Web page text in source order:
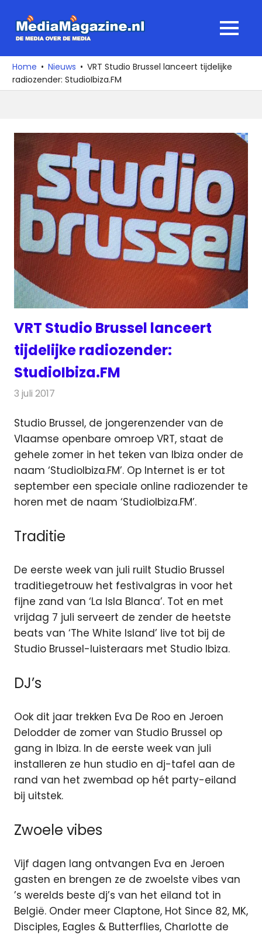
naar
media
over
de
MENU
Home Nieuws
VRT Studio Brussel lanceert tijdelijke
radiozender: StudioIbiza.FM
VRT Studio Brussel lanceert
tijdelijke radiozender:
StudioIbiza.FM
3 juli 2017
Studio Brussel, de jongerenzender van de
Vlaamse openbare omroep VRT, staat de
gehele zomer in het teken van Ibiza onder de
naam ‘StudioIbiza.FM’. Op Internet is er tot
september een speciale online radiozender te
horen met de naam ‘StudioIbiza.FM’.
Traditie
De eerste week van juli ruilt Studio Brussel
traditiegetrouw het festivalgras in voor het
fijne zand van ‘La Isla Blanca’. Tot en met
vrijdag 7 juli serveert de zender de heetste
beats van ‘The White Island’ live tot bij de
Studio Brussel-luisteraars met Studio Ibiza.
DJ’s
Ook dit jaar trekken Eva De Roo en Jeroen
Delodder de zomer van Studio Brussel op
gang in Ibiza. In de eerste week van juli
installeren ze hun studio en dj-tafel aan de
rand van het zwembad op hét party-eiland
bij uitstek.
Zwoele vibes
Vijf dagen lang ontvangen Eva en Jeroen
gasten en brengen ze de zwoelste vibes van
’s werelds beste dj’s van het eiland tot in
België. Onder meer Claptone, Hot Since 82, MK,
Disciples, Eagles & Butterflies, Charlotte de